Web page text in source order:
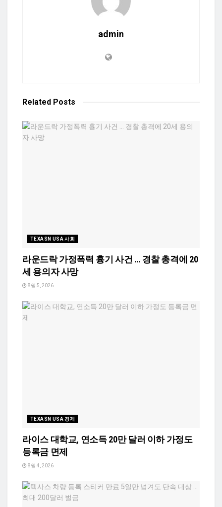
admin
Related Posts
TEXASN USA 사회
라운드락 가정폭력 흉기 사건 … 경찰 총격에 20
세 용의자 사망
8월 5, 2026
TEXASN USA 경제
라이스 대학교, 연소득 20만 달러 이하 가정도
등록금 면제
8월 4, 2026